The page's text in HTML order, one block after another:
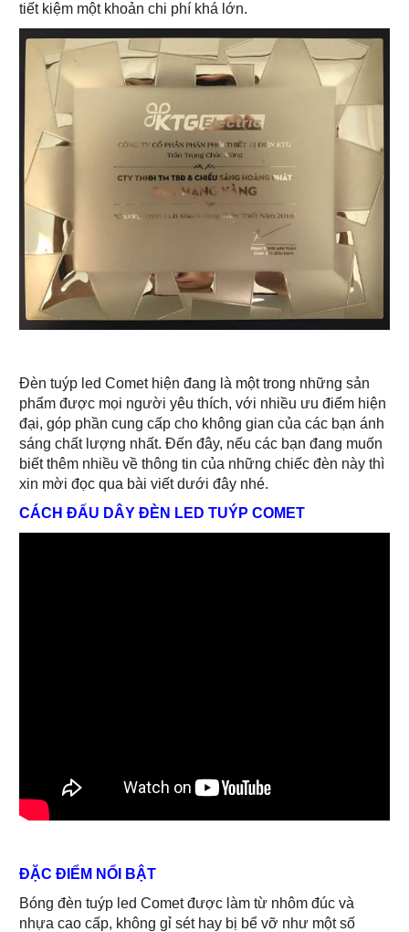
tiết kiệm một khoản chi phí khá lớn.
Đèn tuýp led Comet hiện đang là một trong những sản
phẩm được mọi người yêu thích, với nhiều ưu điểm hiện
đại, góp phần cung cấp cho không gian của các bạn ánh
sáng chất lượng nhất. Đến đây, nếu các bạn đang muốn
biết thêm nhiều về thông tin của những chiếc đèn này thì
xin mời đọc qua bài viết dưới đây nhé.
CÁCH ĐẤU DÂY ĐÈN LED TUÝP COMET
ĐẶC ĐIỂM NỔI BẬT
Bóng đèn tuýp led Comet được làm từ nhôm đúc và
nhựa cao cấp, không gỉ sét hay bị bể vỡ như một số